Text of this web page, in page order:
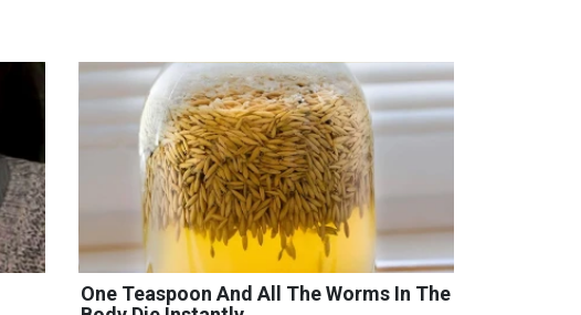
One Teaspoon And All The Worms In The